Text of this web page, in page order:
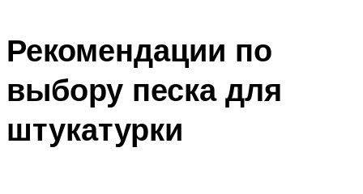
Рекомендации по
выбору песка для
штукатурки